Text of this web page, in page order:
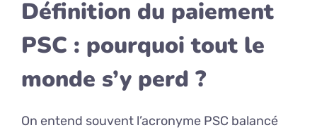
Définition du paiement
PSC : pourquoi tout le
monde s’y perd ?
On entend souvent l’acronyme PSC balancé